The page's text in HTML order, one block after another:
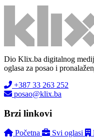
Dio Klix.ba digitalnog
oglasa za posao i
+387 33 263 252
posao@klix.ba
Brzi linkovi
Početna Svi oglasi